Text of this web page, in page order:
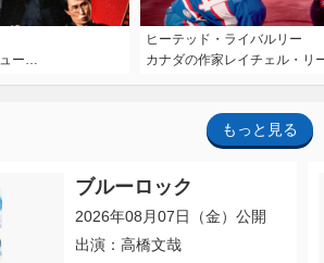
ー…
ヒーテッド・ライバルリー
カナダの作家レイチェル・リ
もっと見る
ブルーロック
2026年08月07日（金）公開
出演：高橋文哉